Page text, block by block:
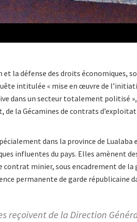
la défense des droits économiques,
intitulée « mise en œuvre de
dans un secteur totalement politisé
la Gécamines de contrats
dans la province de Lualaba
influentes du pays. Elles amènent
minier, sous encadrement de la
permanente de garde républicaine
reçoivent de la Direction